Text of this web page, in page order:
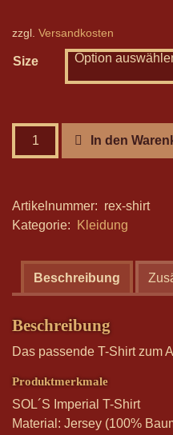
war:
18,00 €10,00
zzgl. Versandkosten
Size Option
Shirt
Menge
In den
Artikelnummer: rex-shirt
Kategorie:
Kleidung
Beschreibung
Beschreibung
Das passende T-Shirt zum
Produktmerkmale
SOL´S Imperial T-Shirt
Material: Jersey (100%